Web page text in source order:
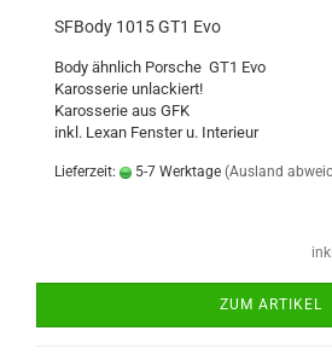
SFBody 1015 GT1 Evo
Body ähnlich Porsche GT1 Evo
Karosserie unlackiert!
Karosserie aus GFK
inkl. Lexan Fenster u. Interieur
Lieferzeit: 5-7 Werktage (Ausland
ZUM ARTIKEL